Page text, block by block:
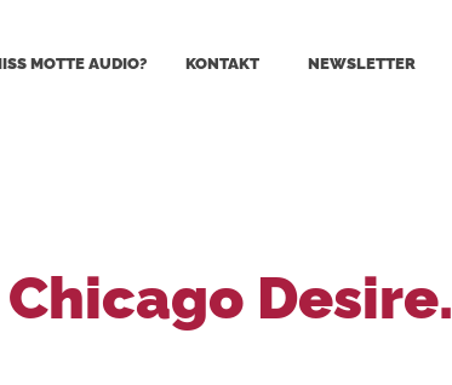
MOTTE AUDIO? KONTAKT NEWSLETTER
Desire.